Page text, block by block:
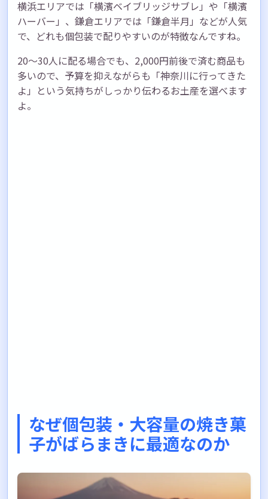
横浜エリアでは「横濱ベイブリッジサブレ」や「横濱
ハーバー」、鎌倉エリアでは「鎌倉半月」などが人気
で、どれも個包装で配りやすいのが特徴なんですね。
20〜30人に配る場合でも、2,000円前後で済む商品も
多いので、予算を抑えながらも「神奈川に行ってきた
よ」という気持ちがしっかり伝わるお土産を選べます
よ。
なぜ個包装・大容量の焼き菓
子がばらまきに最適なのか